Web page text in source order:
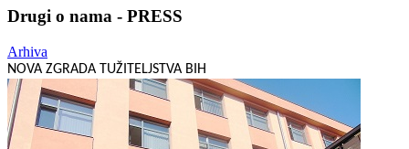
Drugi o nama - PRESS
Arhiva
NOVA ZGRADA TUŽITELJSTVA BIH